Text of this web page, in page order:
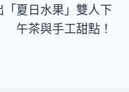
「夏日水果」雙人下
午茶與手工甜點！